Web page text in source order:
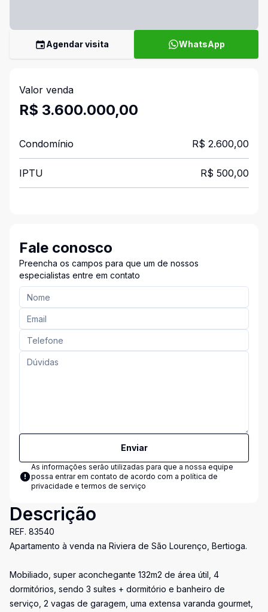
Agendar visita WhatsApp
Valor venda
R$ 3.600.000,00
Condomínio R$ 2.600,00
IPTU R$ 500,00
Fale conosco
Preencha os campos para que um de nossos
especialistas entre em contato
Enviar
As informações serão utilizadas para que a nossa equipe
possa entrar em contato de acordo com a política de
privacidade e termos de serviço
Descrição
REF. 83540
Apartamento à venda na Riviera de São Lourenço, Bertioga.
Mobiliado, super aconchegante 132m2 de área útil, 4
dormitórios, sendo 3 suítes + dormitório e banheiro de
serviço, 2 vagas de garagem, uma extensa varanda gourmet,